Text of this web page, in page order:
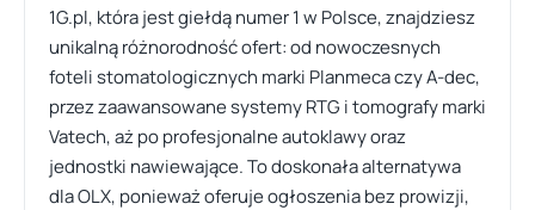
1G.pl, która jest giełdą numer 1 w Polsce, znajdziesz
unikalną różnorodność ofert: od nowoczesnych
foteli stomatologicznych marki Planmeca czy A-dec,
przez zaawansowane systemy RTG i tomografy marki
Vatech, aż po profesjonalne autoklawy oraz
jednostki nawiewające. To doskonała alternatywa
dla OLX, ponieważ oferuje ogłoszenia bez prowizji,